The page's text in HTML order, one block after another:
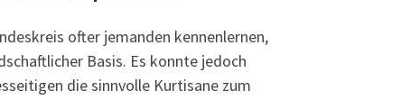
ofter jemanden kennenlernen,
Basis. Es konnte jedoch
die sinnvolle Kurtisane zum